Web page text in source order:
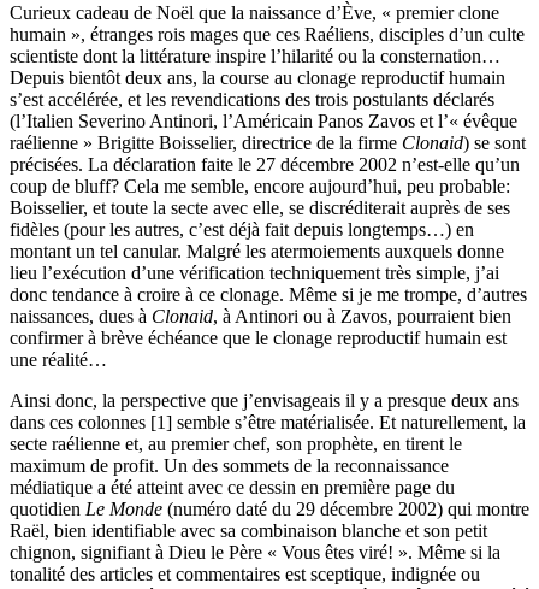
Curieux cadeau de Noël que la naissance d’Ève, « premier clone
humain », étranges rois mages que ces Raéliens, disciples d’un culte
scientiste dont la littérature inspire l’hilarité ou la consternation…
Depuis bientôt deux ans, la course au clonage reproductif humain
s’est accélérée, et les revendications des trois postulants déclarés
(l’Italien Severino Antinori, l’Américain Panos Zavos et l’« évêque
raélienne » Brigitte Boisselier, directrice de la firme Clonaid) se sont
précisées. La déclaration faite le 27 décembre 2002 n’est-elle qu’un
coup de bluff? Cela me semble, encore aujourd’hui, peu probable:
Boisselier, et toute la secte avec elle, se discréditerait auprès de ses
fidèles (pour les autres, c’est déjà fait depuis longtemps…) en
montant un tel canular. Malgré les atermoiements auxquels donne
lieu l’exécution d’une vérification techniquement très simple, j’ai
donc tendance à croire à ce clonage. Même si je me trompe, d’autres
naissances, dues à Clonaid, à Antinori ou à Zavos, pourraient bien
confirmer à brève échéance que le clonage reproductif humain est
une réalité…
Ainsi donc, la perspective que j’envisageais il y a presque deux ans
dans ces colonnes [1] semble s’être matérialisée. Et naturellement, la
secte raélienne et, au premier chef, son prophète, en tirent le
maximum de profit. Un des sommets de la reconnaissance
médiatique a été atteint avec ce dessin en première page du
quotidien Le Monde (numéro daté du 29 décembre 2002) qui montre
Raël, bien identifiable avec sa combinaison blanche et son petit
chignon, signifiant à Dieu le Père « Vous êtes viré! ». Même si la
tonalité des articles et commentaires est sceptique, indignée ou